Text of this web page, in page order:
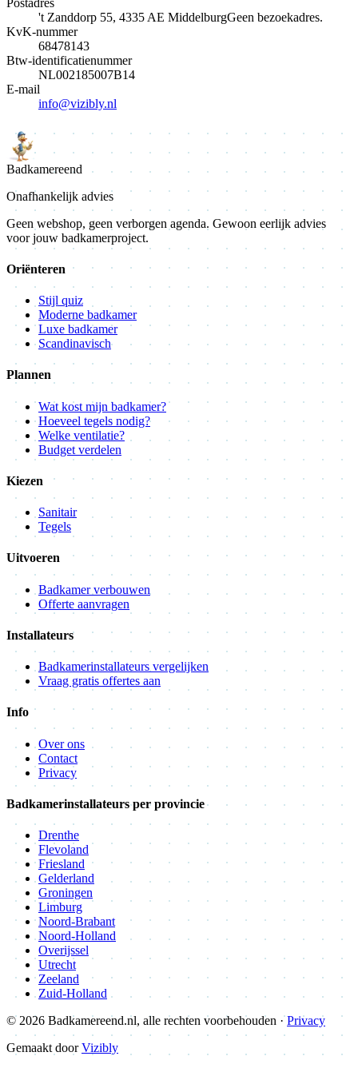
't Zanddorp 55, 4335 AE MiddelburgGeen bezoekadres.
KvK-nummer
68478143
Btw-identificatienummer
NL002185007B14
E-mail
info@vizibly.nl
Badkamereend
Onafhankelijk advies
Geen webshop, geen verborgen agenda. Gewoon eerlijk advies
voor jouw badkamerproject.
Oriënteren
Stijl quiz
Moderne badkamer
Luxe badkamer
Scandinavisch
Plannen
Wat kost mijn badkamer?
Hoeveel tegels nodig?
Welke ventilatie?
Budget verdelen
Kiezen
Sanitair
Tegels
Uitvoeren
Badkamer verbouwen
Offerte aanvragen
Installateurs
Badkamerinstallateurs vergelijken
Vraag gratis offertes aan
Info
Over ons
Contact
Privacy
Badkamerinstallateurs per provincie
Drenthe
Flevoland
Friesland
Gelderland
Groningen
Limburg
Noord-Brabant
Noord-Holland
Overijssel
Utrecht
Zeeland
Zuid-Holland
© 2026 Badkamereend.nl, alle rechten voorbehouden · Privacy
Gemaakt door Vizibly